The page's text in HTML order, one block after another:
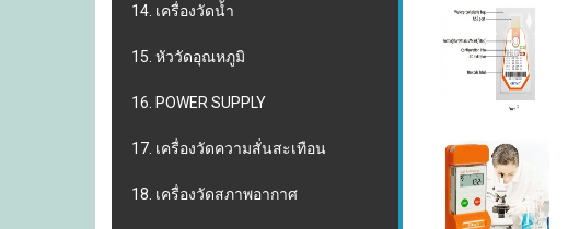
14. เครื่องวัดน้ำ
15. หัววัดอุณหภูมิ
16. POWER SUPPLY
17. เครื่องวัดความสั่นสะเทือน
18. เครื่องวัดสภาพอากาศ